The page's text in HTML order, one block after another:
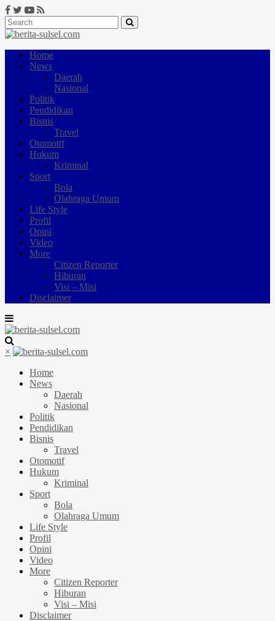
Home
News
Daerah
Nasional
Politik
Pendidikan
Bisnis
Travel
Otomotif
Hukum
Kriminal
Sport
Bola
Olahraga Umum
Life Style
Profil
Opini
Video
More
Citizen Reporter
Hiburan
Visi – Misi
Disclaimer
×
Home
News
Daerah
Nasional
Politik
Pendidikan
Bisnis
Travel
Otomotif
Hukum
Kriminal
Sport
Bola
Olahraga Umum
Life Style
Profil
Opini
Video
More
Citizen Reporter
Hiburan
Visi – Misi
Disclaimer